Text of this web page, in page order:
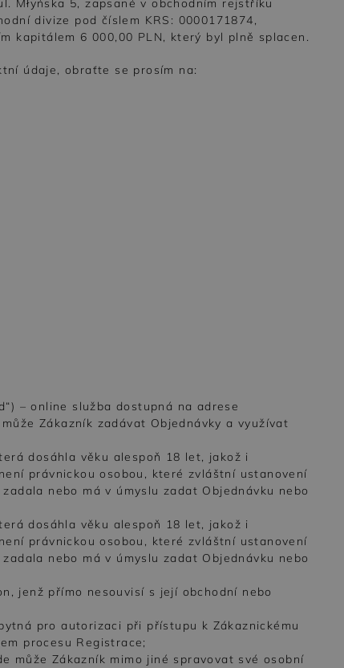
Młyńska 5, zapsané v obchodním rejstříku
divize pod číslem KRS: 0000171874,
kapitálem 6 000,00 PLN, který byl plně splacen.
údaje, obraťte se prosím na:
– online služba dostupná na adrese
Zákazník zadávat Objednávky a využívat
dosáhla věku alespoň 18 let, jakož i
právnickou osobou, které zvláštní ustanovení
nebo má v úmyslu zadat Objednávku nebo
dosáhla věku alespoň 18 let, jakož i
právnickou osobou, které zvláštní ustanovení
nebo má v úmyslu zadat Objednávku nebo
jenž přímo nesouvisí s její obchodní nebo
pro autorizaci při přístupu k Zákaznickému
procesu Registrace;
může Zákazník mimo jiné spravovat své osobní